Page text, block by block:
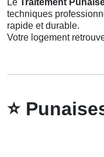
techniques
rapide et durable.
Votre logement
⭐